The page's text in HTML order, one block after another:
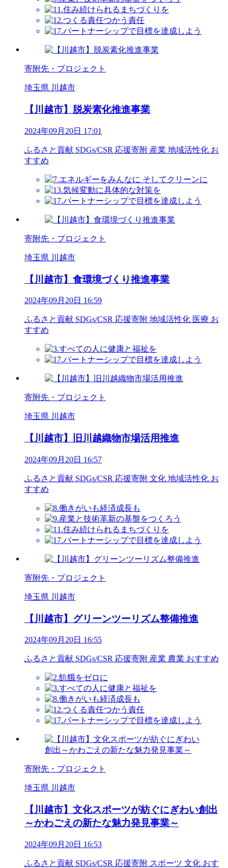
寄附先・プロジェクト
埼玉県 川越市
【川越市】脱炭素化推進事業
2024年09月20日 17:01
ふるさと貢献 SDGs/CSR 応援寄附 産業 地域活性化 お
すすめ
寄附先・プロジェクト
埼玉県 川越市
【川越市】食環境づくり推進事業
2024年09月20日 16:59
ふるさと貢献 SDGs/CSR 応援寄附 地域活性化 医療 お
すすめ
寄附先・プロジェクト
埼玉県 川越市
【川越市】旧川越織物市場活用推進
2024年09月20日 16:57
ふるさと貢献 SDGs/CSR 応援寄附 文化 地域活性化 お
すすめ
寄附先・プロジェクト
埼玉県 川越市
【川越市】グリーンツーリズム整備推進
2024年09月20日 16:55
ふるさと貢献 SDGs/CSR 応援寄附 産業 農業 おすすめ
寄附先・プロジェクト
埼玉県 川越市
【川越市】文化スポーツが紡ぐにぎわい創出
～かわごえの新たな魅力発見事業～
2024年09月20日 16:53
ふるさと貢献 SDGs/CSR 応援寄附 スポーツ 文化 おす